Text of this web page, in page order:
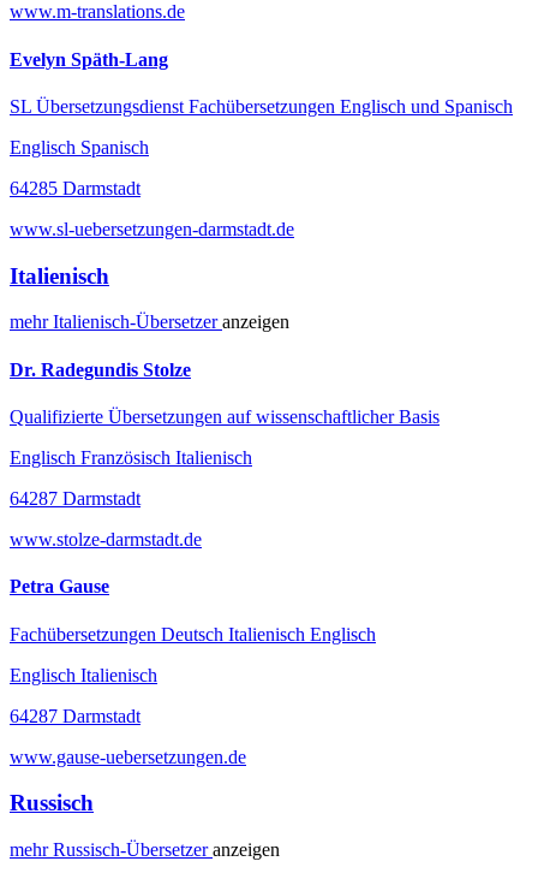
www.m-translations.de
Evelyn Späth-Lang
SL Übersetzungsdienst Fachübersetzungen Englisch und Spanisch
Englisch Spanisch
64285 Darmstadt
www.sl-uebersetzungen-darmstadt.de
Italienisch
mehrItalienisch-Übersetzeranzeigen
Dr. Radegundis Stolze
Qualifizierte Übersetzungen auf wissenschaftlicher Basis
Englisch Französisch Italienisch
64287 Darmstadt
www.stolze-darmstadt.de
Petra Gause
Fachübersetzungen Deutsch Italienisch Englisch
Englisch Italienisch
64287 Darmstadt
www.gause-uebersetzungen.de
Russisch
mehrRussisch-Übersetzeranzeigen